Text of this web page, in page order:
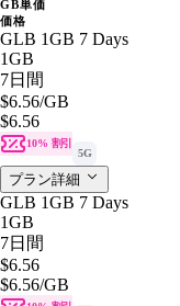
GB単価
価格
GLB 1GB 7 Days
1GB
7日間
$6.56/GB
$6.56
10% 割引
5G
プラン詳細
GLB 1GB 7 Days
1GB
7日間
$6.56
$6.56/GB